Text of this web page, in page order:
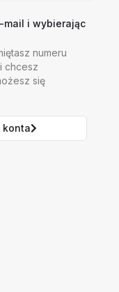
mail i wybierając
numeru
chcesz
się
konta